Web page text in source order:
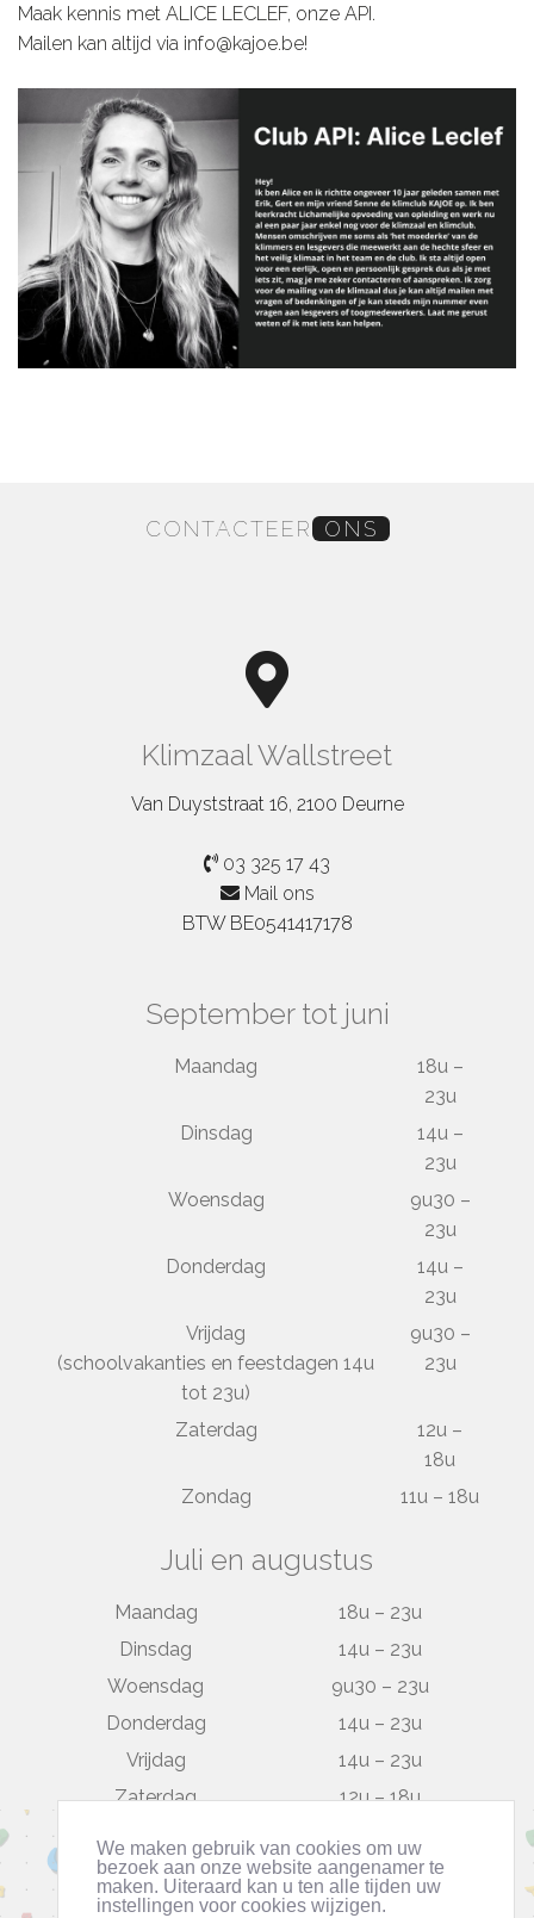
We maken gebruik van cookies om uw
bezoek aan onze website aangenamer te
maken. Uiteraard kan u ten alle tijden uw
instellingen voor cookies wijzigen.
Maak kennis met ALICE LECLEF, onze API.
Mailen kan altijd via info@kajoe.be!
CONTACTEER ONS
Klimzaal Wallstreet
Van Duyststraat 16, 2100 Deurne
03 325 17 43
Mail ons
BTW BE0541417178
September tot juni
Maandag
18u –
23u
Dinsdag
14u –
23u
Woensdag
9u30 –
23u
Donderdag
14u –
23u
Vrijdag
(schoolvakanties en feestdagen 14u
tot 23u)
9u30 –
23u
Zaterdag
12u –
18u
Zondag
11u – 18u
Juli en augustus
Maandag
18u – 23u
Dinsdag
14u – 23u
Woensdag
9u30 – 23u
Donderdag
14u – 23u
Vrijdag
14u – 23u
Zaterdag
12u – 18u